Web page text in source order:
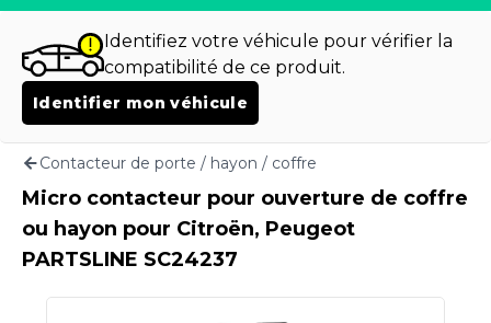
Identifiez votre véhicule pour vérifier la
compatibilité de ce produit.
Identifier mon véhicule
Contacteur de porte / hayon / coffre
Micro contacteur pour ouverture de coffre
ou hayon pour Citroën, Peugeot
PARTSLINE SC24237